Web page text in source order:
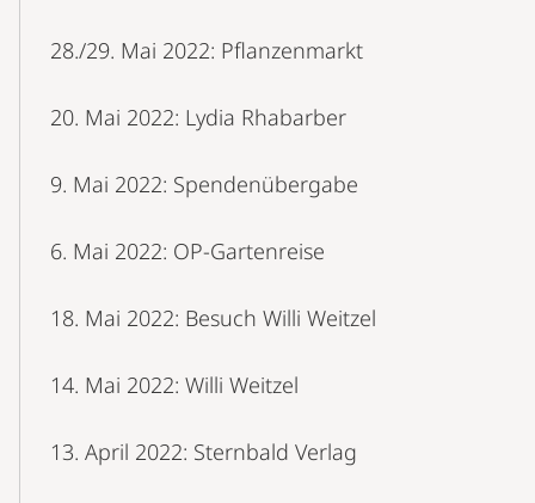
28./29. Mai 2022: Pflanzenmarkt
20. Mai 2022: Lydia Rhabarber
9. Mai 2022: Spendenübergabe
6. Mai 2022: OP-Gartenreise
18. Mai 2022: Besuch Willi Weitzel
14. Mai 2022: Willi Weitzel
13. April 2022: Sternbald Verlag